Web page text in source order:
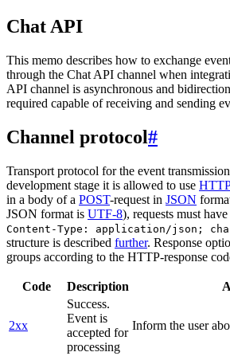
Chat API
This memo describes how to exchange
through the Chat API channel when
API channel is asynchronous and
required capable of receiving and sending
Channel protocol#
Transport protocol for the event
development stage it is allowed to use
in a body of a POST-request in JSON
JSON format is UTF-8), requests must
Content-Type: application/json;
structure is described further. Response
groups according to the HTTP-response
Code Description
2xx
Success.
Event is
accepted for
processing
Inform the user